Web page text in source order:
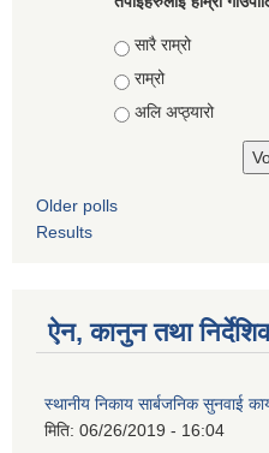
Choices
सारै राम्रो
राम्रो
अलि अप्ठ्यारो
Older polls
Results
ऐन, कानुन तथा
स्थानीय निकाय सार्बजनिक सुनवाई
मिति: 06/26/2019 - 16:04